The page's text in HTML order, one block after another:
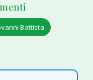
Battista